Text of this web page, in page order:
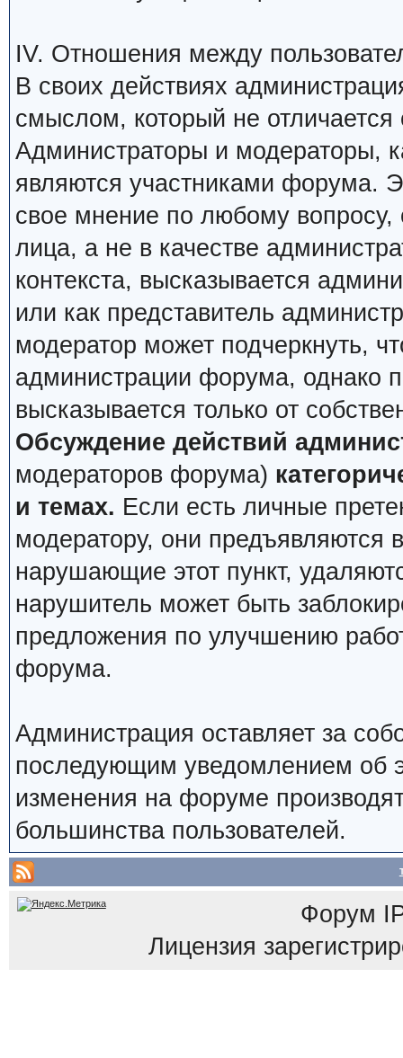
IV. Отношения между
В своих действиях
смыслом, который не отличается
Администраторы и модераторы,
являются участниками форума.
свое мнение по любому
лица, а не в качестве
контекста, высказывается
или как представитель
модератор может подчеркнуть,
администрации форума, однако
высказывается только от
Обсуждение действий
модераторов форума)
и темах. Если есть личные
модератору, они
нарушающие этот пункт,
нарушитель может быть
предложения по улучшению
форума.
Администрация оставляет за
последующим уведомлением об
изменения на форуме
большинства пользователей.
Форум
Лицензия